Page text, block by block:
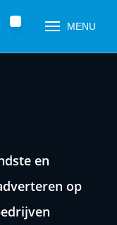
MENU
»Microsoft Ads (Bing
en
op